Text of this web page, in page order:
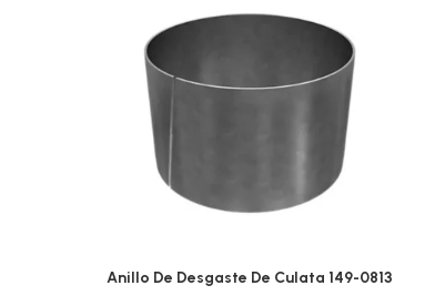
Anillo De Desgaste De Culata 149-0813